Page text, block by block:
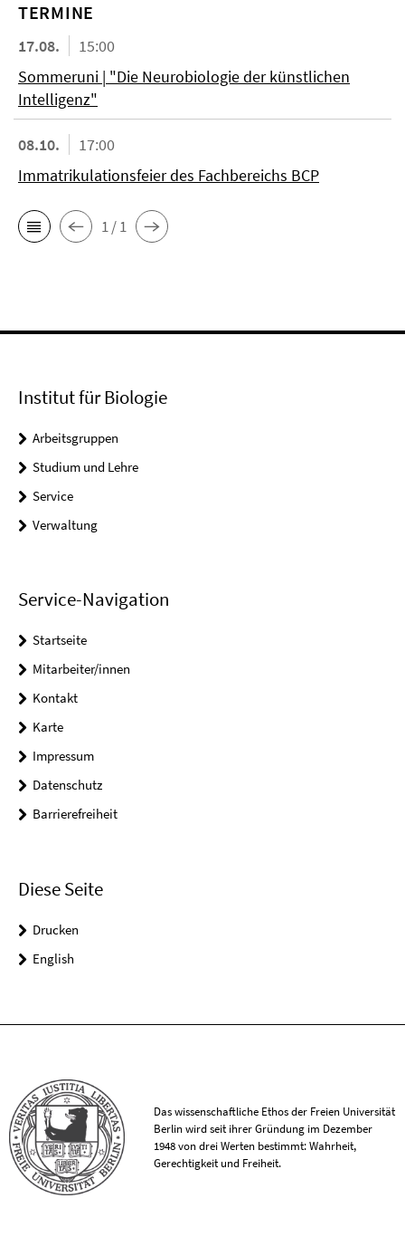
TERMINE
17.08.
15:00
Sommeruni | "Die Neurobiologie der künstlichen
Intelligenz"
08.10.
17:00
Immatrikulationsfeier des Fachbereichs BCP
1 / 1
Institut für Biologie
Arbeitsgruppen
Studium und Lehre
Service
Verwaltung
Service-Navigation
Startseite
Mitarbeiter/innen
Kontakt
Karte
Impressum
Datenschutz
Barrierefreiheit
Diese Seite
Drucken
English
Das wissenschaftliche Ethos der Freien Universität
Berlin wird seit ihrer Gründung im Dezember
1948 von drei Werten bestimmt: Wahrheit,
Gerechtigkeit und Freiheit.